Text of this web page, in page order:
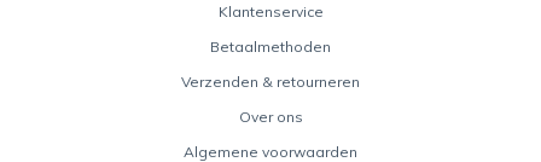
Klantenservice
Betaalmethoden
Verzenden & retourneren
Over ons
Algemene voorwaarden